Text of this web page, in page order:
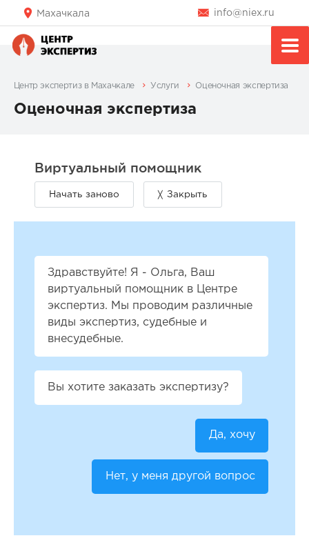
Махачкала info@niex.ru
Центр экспертиз в Махачкале Услуги Оценочная экспертиза
Оценочная экспертиза
Здравствуйте! Я - Ольга, Ваш
виртуальный помощник в Центре
экспертиз. Мы проводим различные
виды экспертиз, судебные и
внесудебные.
Вы хотите заказать экспертизу?
Да, хочу
Нет, у меня другой вопрос